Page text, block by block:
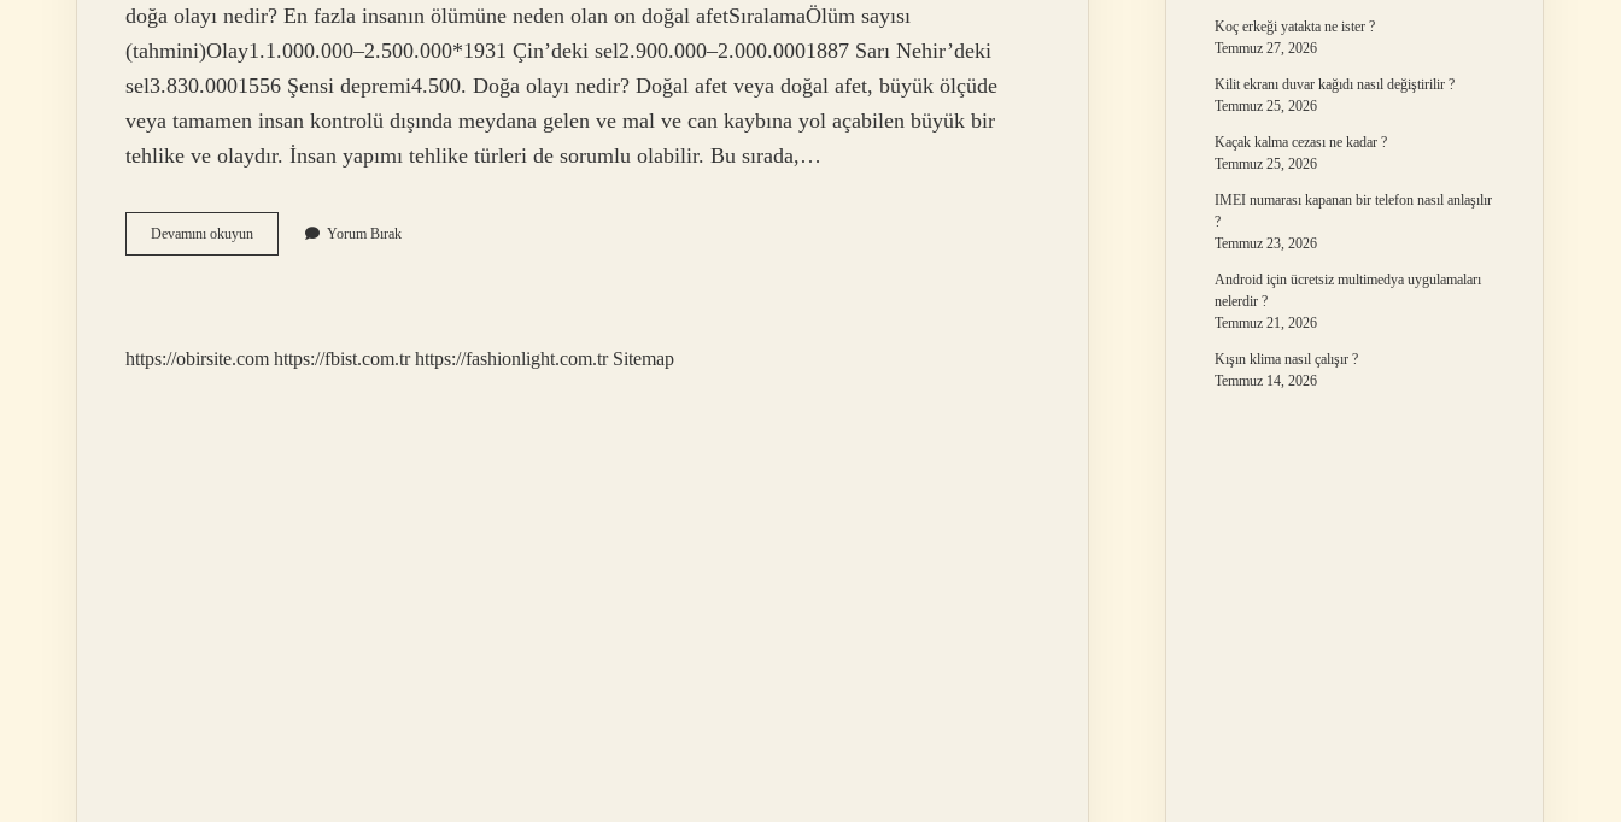
doğa olayı nedir? En fazla insanın ölümüne neden olan on doğal afetSıralamaÖlüm sayısı
(tahmini)Olay1.1.000.000–2.500.000*1931 Çin’deki sel2.900.000–2.000.0001887 Sarı Nehir’deki
sel3.830.0001556 Şensi depremi4.500. Doğa olayı nedir? Doğal afet veya doğal afet, büyük ölçüde
veya tamamen insan kontrolü dışında meydana gelen ve mal ve can kaybına yol açabilen büyük bir
tehlike ve olaydır. İnsan yapımı tehlike türleri de sorumlu olabilir. Bu sırada,…
Devamını okuyunDoğal
Olaylar
Yorum Bırak
https://obirsite.com https://fbist.com.tr https://fashionlight.com.tr Sitemap
Koç erkeği yatakta ne ister ?
Temmuz 27, 2026
Kilit ekranı duvar kağıdı nasıl değiştirilir ?
Temmuz 25, 2026
Kaçak kalma cezası ne kadar ?
Temmuz 25, 2026
IMEI numarası kapanan bir telefon nasıl anlaşılır
?
Temmuz 23, 2026
Android için ücretsiz multimedya uygulamaları
nelerdir ?
Temmuz 21, 2026
Kışın klima nasıl çalışır ?
Temmuz 14, 2026